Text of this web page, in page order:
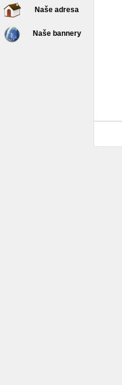
Naše adresa
Naše bannery